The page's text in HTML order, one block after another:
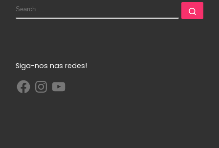
Siga-nos nas redes!